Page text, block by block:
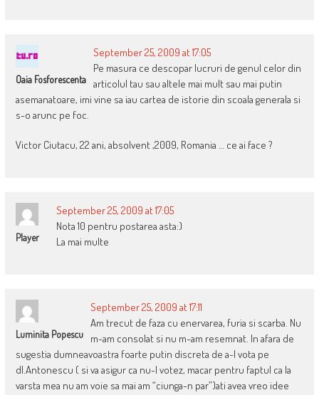
Oaia Fosforescenta
September 25, 2009 at 17:05
Pe masura ce descopar lucruri de genul celor din
articolul tau sau altele mai mult sau mai putin
asemanatoare, imi vine sa iau cartea de istorie din scoala generala si
s-o arunc pe foc.
Victor Ciutacu, 22 ani, absolvent ,2009, Romania … ce ai face ?
Player
September 25, 2009 at 17:05
Nota 10 pentru postarea asta:)
La mai multe
Luminita Popescu
September 25, 2009 at 17:11
Am trecut de faza cu enervarea, furia si scarba. Nu
m-am consolat si nu m-am resemnat. In afara de
sugestia dumneavoastra foarte putin discreta de a-l vota pe
dl.Antonescu ( si va asigur ca nu-l votez, macar pentru faptul ca la
varsta mea nu am voie sa mai am “ciunga-n par”)ati avea vreo idee